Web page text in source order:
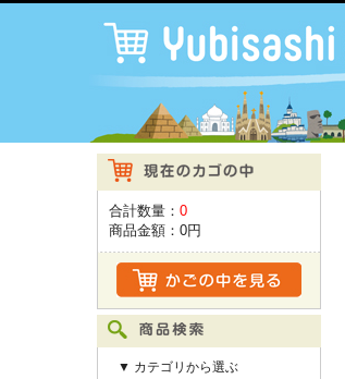
合計数量： 0
商品金額： 0円
▼ カテゴリから選ぶ